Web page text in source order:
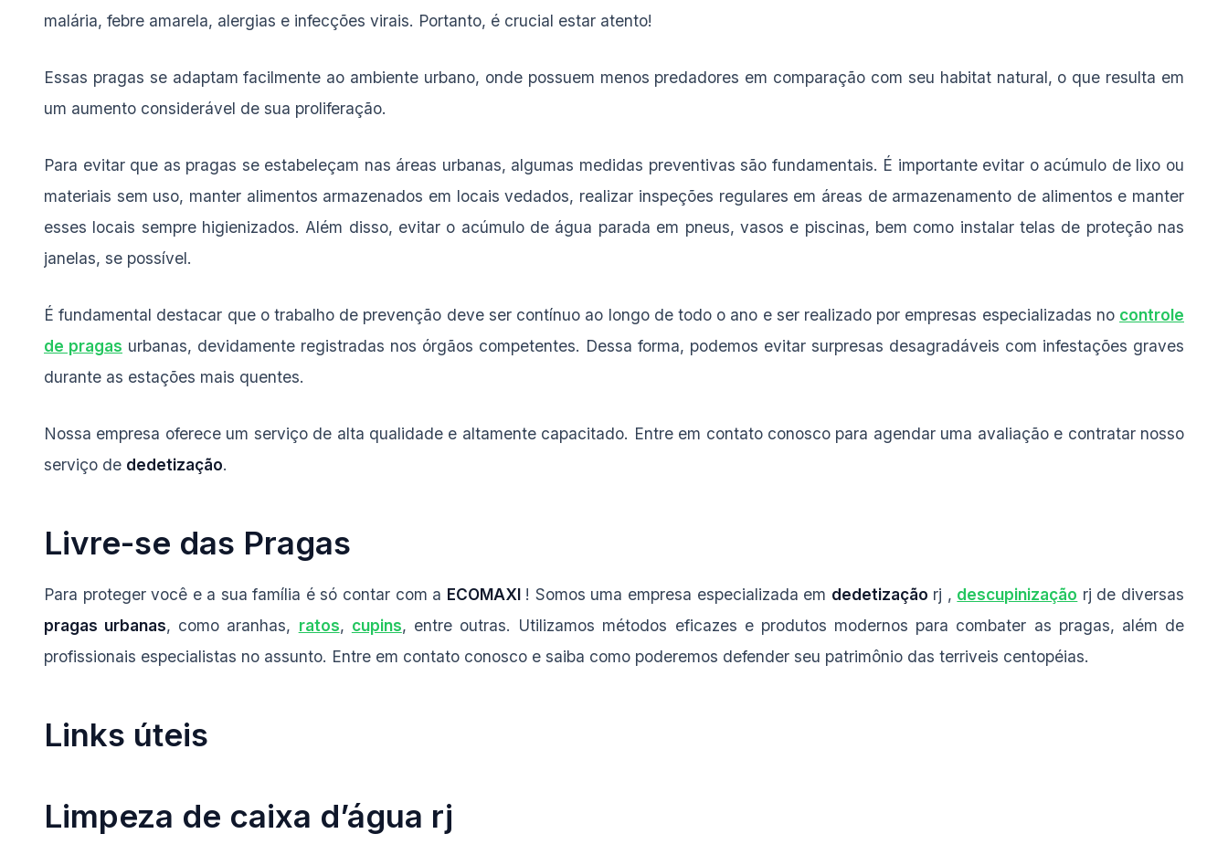
malária, febre amarela, alergias e infecções virais. Portanto, é crucial estar atento!
Essas pragas se adaptam facilmente ao ambiente urbano, onde possuem menos predadores em comparação com seu habitat natural, o que resulta em
um aumento considerável de sua proliferação.
Para evitar que as pragas se estabeleçam nas áreas urbanas, algumas medidas preventivas são fundamentais. É importante evitar o acúmulo de lixo ou
materiais sem uso, manter alimentos armazenados em locais vedados, realizar inspeções regulares em áreas de armazenamento de alimentos e manter
esses locais sempre higienizados. Além disso, evitar o acúmulo de água parada em pneus, vasos e piscinas, bem como instalar telas de proteção nas
janelas, se possível.
É fundamental destacar que o trabalho de prevenção deve ser contínuo ao longo de todo o ano e ser realizado por empresas especializadas no controle
de pragas urbanas, devidamente registradas nos órgãos competentes. Dessa forma, podemos evitar surpresas desagradáveis com infestações graves
durante as estações mais quentes.
Nossa empresa oferece um serviço de alta qualidade e altamente capacitado. Entre em contato conosco para agendar uma avaliação e contratar nosso
serviço de dedetização.
Livre-se das Pragas
Para proteger você e a sua família é só contar com a ECOMAXI! Somos uma empresa especializada em dedetização rj , descupinização rj de diversas
pragas urbanas, como aranhas, ratos, cupins, entre outras. Utilizamos métodos eficazes e produtos modernos para combater as pragas, além de
profissionais especialistas no assunto. Entre em contato conosco e saiba como poderemos defender seu patrimônio das terriveis centopéias.
Links úteis
Limpeza de caixa d’água rj